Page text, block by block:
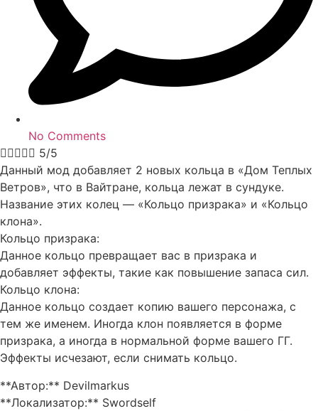
No Comments
 5/5
Данный мод добавляет 2 новых кольца в «Дом Теплых
Ветров», что в Вайтране, кольца лежат в сундуке.
Название этих колец — «Кольцо призрака» и «Кольцо
клона».
Кольцо призрака:
Данное кольцо превращает вас в призрака и
добавляет эффекты, такие как повышение запаса сил.
Кольцо клона:
Данное кольцо создает копию вашего персонажа, с
тем же именем. Иногда клон появляется в форме
призрака, а иногда в нормальной форме вашего ГГ.
Эффекты исчезают, если снимать кольцо.
**Автор:** Devilmarkus
**Локализатор:** Swordself